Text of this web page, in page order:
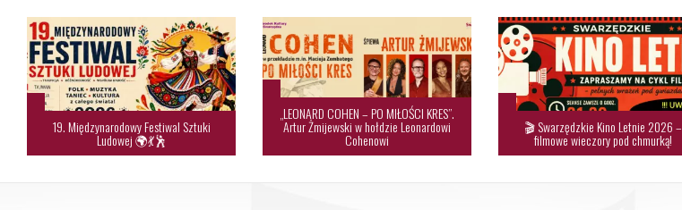
19. Międzynarodowy Festiwal Sztuki
Ludowej 🌍💃🕺
„LEONARD COHEN – PO MIŁOŚCI KRES”.
Artur Żmijewski w hołdzie Leonardowi
Cohenowi
🎬 Swarzędzkie Kino Letnie 2026 –
filmowe wieczory pod chmurką!